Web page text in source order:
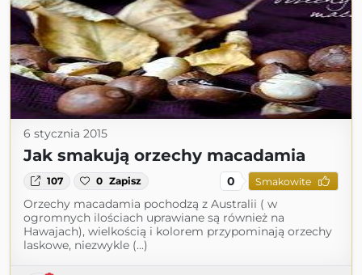
6 stycznia 2015
Jak smakują orzechy macadamia
107 0 Zapisz 0 Smakowite
Orzechy macadamia pochodzą z Australii ( w
ogromnych ilościach uprawiane są również na
Hawajach), wielkością i kolorem przypominają orzechy
laskowe, niezwykle (...)